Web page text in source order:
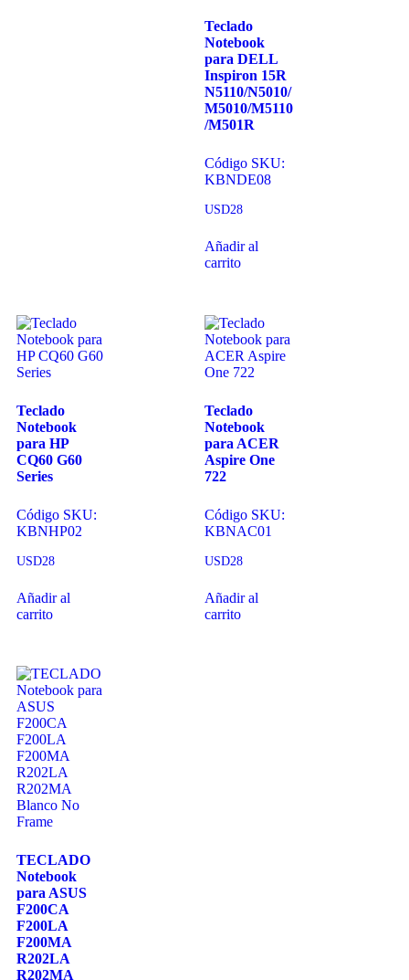
Teclado
Notebook
para DELL
Inspiron 15R
N5110/N5010/
M5010/M5110
/M501R
Código SKU:
KBNDE08
USD28
Añadir al
carrito
Teclado
Notebook
para HP
CQ60 G60
Series
Código SKU:
KBNHP02
USD28
Añadir al
carrito
Teclado
Notebook
para ACER
Aspire One
722
Código SKU:
KBNAC01
USD28
Añadir al
carrito
TECLADO
Notebook
para ASUS
F200CA
F200LA
F200MA
R202LA
R202MA